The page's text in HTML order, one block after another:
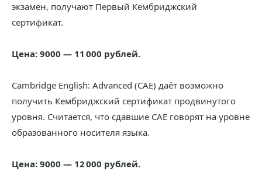
экзамен, получают Первый Кембриджский
сертификат.
Цена: 9000 — 11 000 рублей.
Cambridge English: Advanced (CAE) даёт возможно
получить Кембриджский сертификат продвинутого
уровня. Считается, что сдавшие CAE говорят на уровне
образованного носителя языка.
Цена: 9000 — 12 000 рублей.